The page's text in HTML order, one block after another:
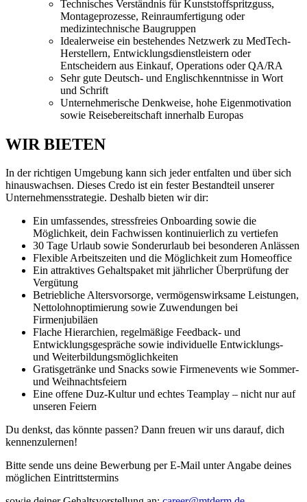
Technisches Verständnis für Kunststoffspritzguss,
Montageprozesse, Reinraumfertigung oder
medizintechnische Baugruppen
Idealerweise ein bestehendes Netzwerk zu MedTech-
Herstellern, Entwicklungsdienstleistern oder
Entscheidern aus Einkauf, Operations oder QA/RA
Sehr gute Deutsch- und Englischkenntnisse in Wort
und Schrift
Unternehmerische Denkweise, hohe Eigenmotivation
sowie Reisebereitschaft innerhalb Europas
WIR BIETEN
In der richtigen Umgebung kann sich jeder entfalten und über sich
hinauswachsen. Dieses Credo ist ein fester Bestandteil unserer
Unternehmensstrategie. Deshalb bieten wir dir:
Ein umfassendes, stressfreies Onboarding sowie die
Möglichkeit, dein Fachwissen kontinuierlich zu vertiefen
30 Tage Urlaub sowie Sonderurlaub bei besonderen Anlässen
Flexible Arbeitszeiten und die Möglichkeit zum Homeoffice
Ein attraktives Gehaltspaket mit jährlicher Überprüfung der
Vergütung
Betriebliche Altersvorsorge, vermögenswirksame Leistungen,
Nettolohnoptimierung sowie Zuwendungen bei
Firmenjubiläen
Flache Hierarchien, regelmäßige Feedback- und
Entwicklungsgespräche sowie individuelle Entwicklungs-
und Weiterbildungsmöglichkeiten
Gratisgetränke und Snacks sowie Firmenevents wie Sommer-
und Weihnachtsfeiern
Eine offene Duz-Kultur und echtes Teamplay – nicht nur auf
unseren Feiern
Du denkst, das könnte passen? Dann freuen wir uns darauf, dich
kennenzulernen!
Bitte sende uns deine Bewerbung per E-Mail unter Angabe deines
möglichen Eintrittstermins